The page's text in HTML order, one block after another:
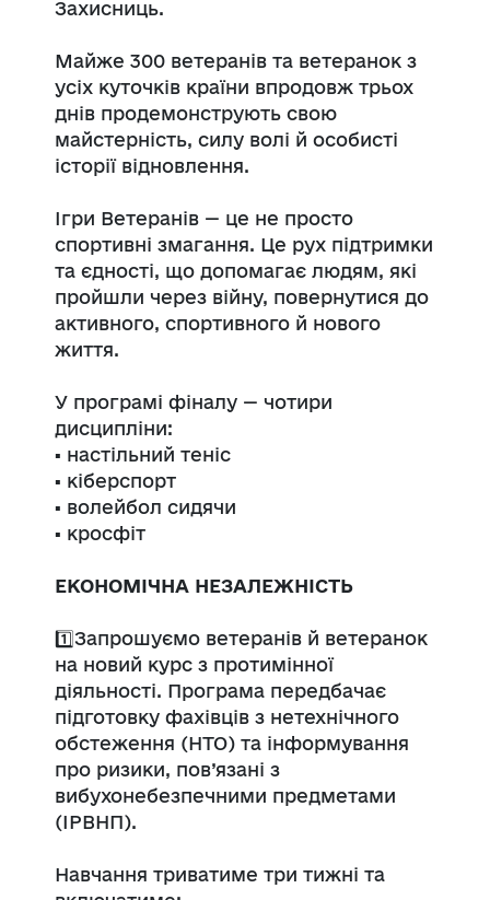
Захисниць.
Майже 300 ветеранів та ветеранок з
усіх куточків країни впродовж трьох
днів продемонструють свою
майстерність, силу волі й особисті
історії відновлення.
Ігри Ветеранів — це не просто
спортивні змагання. Це рух підтримки
та єдності, що допомагає людям, які
пройшли через війну, повернутися до
активного, спортивного й нового
життя.
У програмі фіналу — чотири
дисципліни:
▪️ настільний теніс
▪️ кіберспорт
▪️ волейбол сидячи
▪️ кросфіт
ЕКОНОМІЧНА НЕЗАЛЕЖНІСТЬ
1️⃣Запрошуємо ветеранів й ветеранок
на новий курс з протимінної
діяльності. Програма передбачає
підготовку фахівців з нетехнічного
обстеження (НТО) та інформування
про ризики, пов’язані з
вибухонебезпечними предметами
(ІРВНП).
Навчання триватиме три тижні та